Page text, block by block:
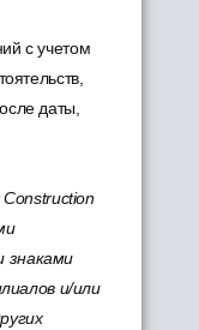
с учетом
даты,
знаками
и/или